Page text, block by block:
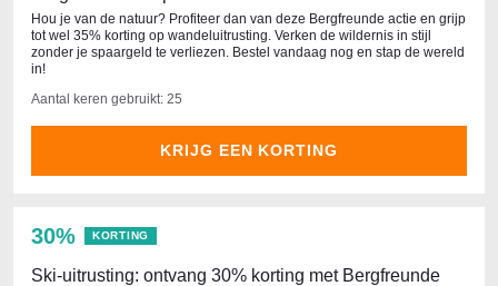
Hou je van de natuur? Profiteer dan van deze Bergfreunde actie en grijp
tot wel 35% korting op wandeluitrusting. Verken de wildernis in stijl
zonder je spaargeld te verliezen. Bestel vandaag nog en stap de wereld
in!
Aantal keren gebruikt: 25
KRIJG EEN KORTING
30% KORTING
Ski-uitrusting: ontvang 30% korting met Bergfreunde